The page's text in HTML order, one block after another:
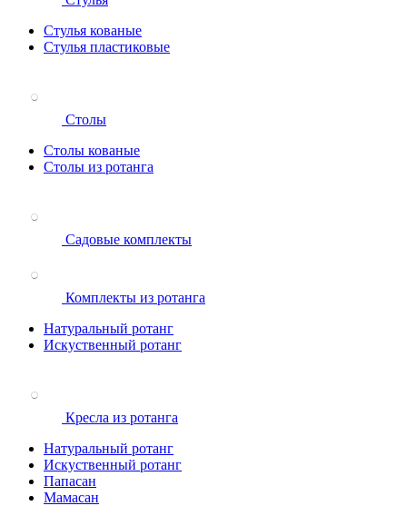
Стулья кованые
Стулья пластиковые
Столы
Столы кованые
Столы из ротанга
Садовые комплекты
Комплекты из ротанга
Натуральный ротанг
Искуственный ротанг
Кресла из ротанга
Натуральный ротанг
Искуственный ротанг
Папасан
Мамасан